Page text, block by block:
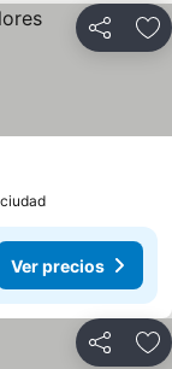
Compartir
Ver precios
Compartir